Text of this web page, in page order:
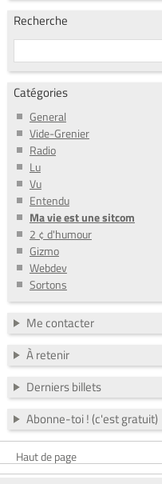
Recherche
Catégories
General
Vide-Grenier
Radio
Lu
Vu
Entendu
Ma vie est une sitcom
2 ¢ d'humour
Gizmo
Webdev
Sortons
Me contacter
À retenir
Derniers billets
Abonne-toi ! (c'est gratuit)
Haut de page